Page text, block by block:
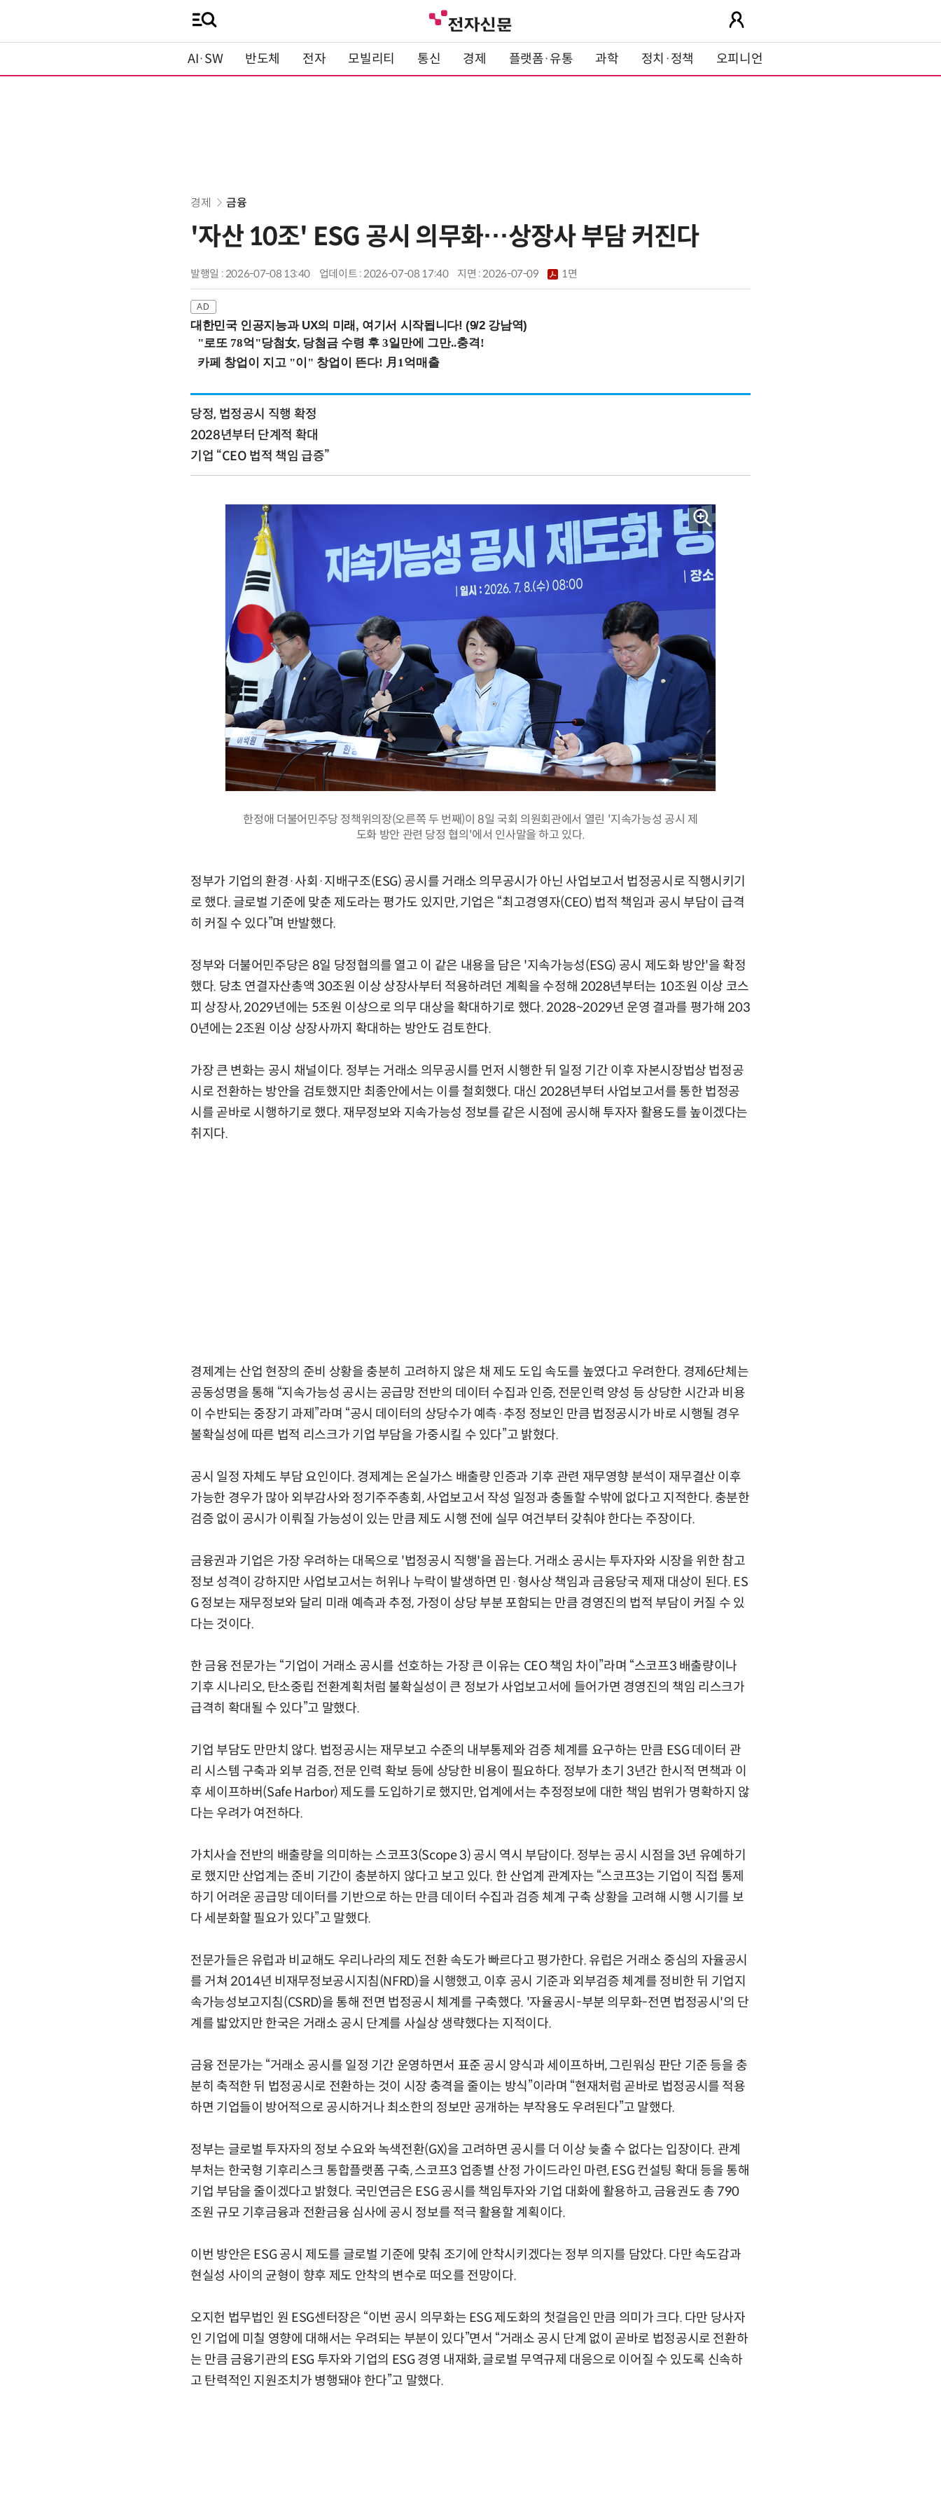
AI·SW 반도체 전자 모빌리티 통신 경제 플랫폼·유통 과학 정치·정책 오피니언
경제 금융
'자산 10조' ESG 공시 의무화…상장사 부담 커진다
발행일 : 2026-07-08 13:40 업데이트 : 2026-07-08 17:40 지면 :2026-07-09 1면
대한민국 인공지능과 UX의 미래, 여기서 시작됩니다! (9/2 강남역)
당정, 법정공시 직행 확정
2028년부터 단계적 확대
기업 “CEO 법적 책임 급증”
한정애 더불어민주당 정책위의장(오른쪽 두 번째)이 8일 국회 의원회관에서 열린 '지속가능성 공시 제
도화 방안 관련 당정 협의'에서 인사말을 하고 있다.
정부가 기업의 환경·사회·지배구조(ESG) 공시를 거래소 의무공시가 아닌 사업보고서 법정공시로 직행시키기
로 했다. 글로벌 기준에 맞춘 제도라는 평가도 있지만, 기업은 “최고경영자(CEO) 법적 책임과 공시 부담이 급격
히 커질 수 있다”며 반발했다.
정부와 더불어민주당은 8일 당정협의를 열고 이 같은 내용을 담은 '지속가능성(ESG) 공시 제도화 방안'을 확정
했다. 당초 연결자산총액 30조원 이상 상장사부터 적용하려던 계획을 수정해 2028년부터는 10조원 이상 코스
피 상장사, 2029년에는 5조원 이상으로 의무 대상을 확대하기로 했다. 2028~2029년 운영 결과를 평가해 203
0년에는 2조원 이상 상장사까지 확대하는 방안도 검토한다.
가장 큰 변화는 공시 채널이다. 정부는 거래소 의무공시를 먼저 시행한 뒤 일정 기간 이후 자본시장법상 법정공
시로 전환하는 방안을 검토했지만 최종안에서는 이를 철회했다. 대신 2028년부터 사업보고서를 통한 법정공
시를 곧바로 시행하기로 했다. 재무정보와 지속가능성 정보를 같은 시점에 공시해 투자자 활용도를 높이겠다는
취지다.
경제계는 산업 현장의 준비 상황을 충분히 고려하지 않은 채 제도 도입 속도를 높였다고 우려한다. 경제6단체는
공동성명을 통해 “지속가능성 공시는 공급망 전반의 데이터 수집과 인증, 전문인력 양성 등 상당한 시간과 비용
이 수반되는 중장기 과제”라며 “공시 데이터의 상당수가 예측·추정 정보인 만큼 법정공시가 바로 시행될 경우
불확실성에 따른 법적 리스크가 기업 부담을 가중시킬 수 있다”고 밝혔다.
공시 일정 자체도 부담 요인이다. 경제계는 온실가스 배출량 인증과 기후 관련 재무영향 분석이 재무결산 이후
가능한 경우가 많아 외부감사와 정기주주총회, 사업보고서 작성 일정과 충돌할 수밖에 없다고 지적한다. 충분한
검증 없이 공시가 이뤄질 가능성이 있는 만큼 제도 시행 전에 실무 여건부터 갖춰야 한다는 주장이다.
금융권과 기업은 가장 우려하는 대목으로 '법정공시 직행'을 꼽는다. 거래소 공시는 투자자와 시장을 위한 참고
정보 성격이 강하지만 사업보고서는 허위나 누락이 발생하면 민·형사상 책임과 금융당국 제재 대상이 된다. ES
G 정보는 재무정보와 달리 미래 예측과 추정, 가정이 상당 부분 포함되는 만큼 경영진의 법적 부담이 커질 수 있
다는 것이다.
한 금융 전문가는 “기업이 거래소 공시를 선호하는 가장 큰 이유는 CEO 책임 차이”라며 “스코프3 배출량이나
기후 시나리오, 탄소중립 전환계획처럼 불확실성이 큰 정보가 사업보고서에 들어가면 경영진의 책임 리스크가
급격히 확대될 수 있다”고 말했다.
기업 부담도 만만치 않다. 법정공시는 재무보고 수준의 내부통제와 검증 체계를 요구하는 만큼 ESG 데이터 관
리 시스템 구축과 외부 검증, 전문 인력 확보 등에 상당한 비용이 필요하다. 정부가 초기 3년간 한시적 면책과 이
후 세이프하버(Safe Harbor) 제도를 도입하기로 했지만, 업계에서는 추정정보에 대한 책임 범위가 명확하지 않
다는 우려가 여전하다.
가치사슬 전반의 배출량을 의미하는 스코프3(Scope 3) 공시 역시 부담이다. 정부는 공시 시점을 3년 유예하기
로 했지만 산업계는 준비 기간이 충분하지 않다고 보고 있다. 한 산업계 관계자는 “스코프3는 기업이 직접 통제
하기 어려운 공급망 데이터를 기반으로 하는 만큼 데이터 수집과 검증 체계 구축 상황을 고려해 시행 시기를 보
다 세분화할 필요가 있다”고 말했다.
전문가들은 유럽과 비교해도 우리나라의 제도 전환 속도가 빠르다고 평가한다. 유럽은 거래소 중심의 자율공시
를 거쳐 2014년 비재무정보공시지침(NFRD)을 시행했고, 이후 공시 기준과 외부검증 체계를 정비한 뒤 기업지
속가능성보고지침(CSRD)을 통해 전면 법정공시 체계를 구축했다. '자율공시-부분 의무화-전면 법정공시'의 단
계를 밟았지만 한국은 거래소 공시 단계를 사실상 생략했다는 지적이다.
금융 전문가는 “거래소 공시를 일정 기간 운영하면서 표준 공시 양식과 세이프하버, 그린워싱 판단 기준 등을 충
분히 축적한 뒤 법정공시로 전환하는 것이 시장 충격을 줄이는 방식”이라며 “현재처럼 곧바로 법정공시를 적용
하면 기업들이 방어적으로 공시하거나 최소한의 정보만 공개하는 부작용도 우려된다”고 말했다.
정부는 글로벌 투자자의 정보 수요와 녹색전환(GX)을 고려하면 공시를 더 이상 늦출 수 없다는 입장이다. 관계
부처는 한국형 기후리스크 통합플랫폼 구축, 스코프3 업종별 산정 가이드라인 마련, ESG 컨설팅 확대 등을 통해
기업 부담을 줄이겠다고 밝혔다. 국민연금은 ESG 공시를 책임투자와 기업 대화에 활용하고, 금융권도 총 790
조원 규모 기후금융과 전환금융 심사에 공시 정보를 적극 활용할 계획이다.
이번 방안은 ESG 공시 제도를 글로벌 기준에 맞춰 조기에 안착시키겠다는 정부 의지를 담았다. 다만 속도감과
현실성 사이의 균형이 향후 제도 안착의 변수로 떠오를 전망이다.
오지헌 법무법인 원 ESG센터장은 “이번 공시 의무화는 ESG 제도화의 첫걸음인 만큼 의미가 크다. 다만 당사자
인 기업에 미칠 영향에 대해서는 우려되는 부분이 있다”면서 “거래소 공시 단계 없이 곧바로 법정공시로 전환하
는 만큼 금융기관의 ESG 투자와 기업의 ESG 경영 내재화, 글로벌 무역규제 대응으로 이어질 수 있도록 신속하
고 탄력적인 지원조치가 병행돼야 한다”고 말했다.